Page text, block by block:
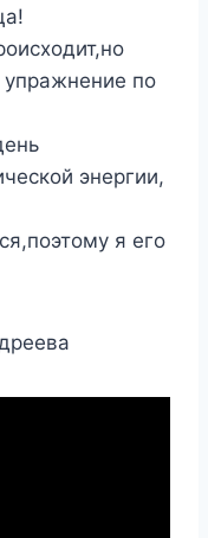
упражнение по
энергии,
я его